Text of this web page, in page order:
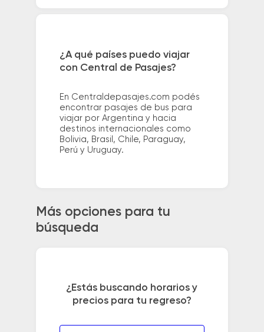
¿A qué países puedo viajar
con Central de Pasajes?
En Centraldepasajes.com podés
encontrar pasajes de bus para
viajar por Argentina y hacia
destinos internacionales como
Bolivia, Brasil, Chile, Paraguay,
Perú y Uruguay.
Más opciones para tu
búsqueda
¿Estás buscando horarios y
precios para tu regreso?